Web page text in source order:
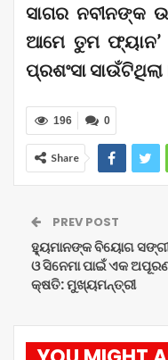
ସାଗର ନବୀନଙ୍କ
ଆମେ ତୁମ ଫ୍ୟାନ’
ପ୍ରଶଂସା
0
196
Share
PREV POST
ହ୍ୟୁମାନଙ୍କ ବିୟୋଗ
ଓ ସିନେମା ପାଇଁ ଏକ
କ୍ଷତି: ମୁଖ୍ୟମନ୍ତ୍ରୀ